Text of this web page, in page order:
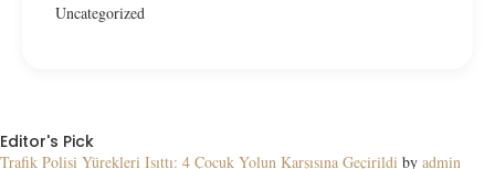
Uncategorized
Editor's Pick
Trafik Polisi Yürekleri Isıttı: 4 Çocuk Yolun Karşısına Geçirildi by admin